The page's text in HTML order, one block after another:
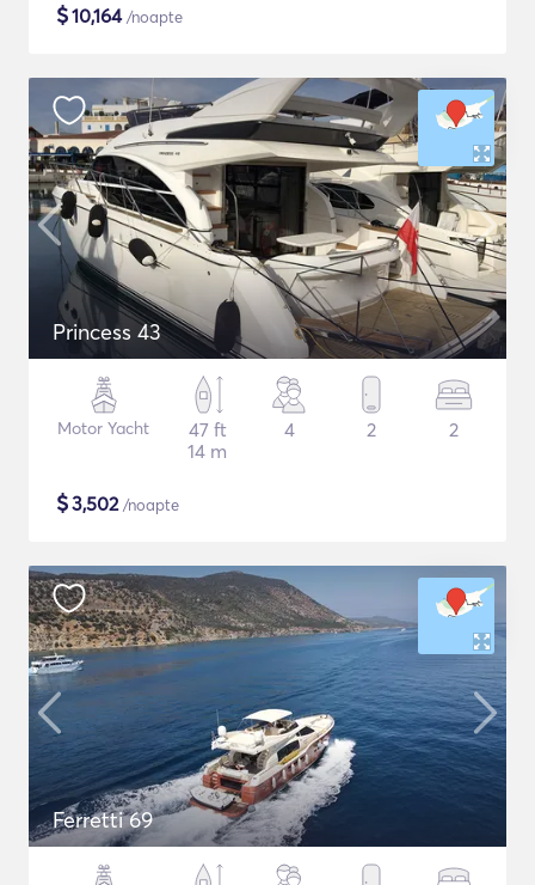
$10,164/noapte
Princess 43
Motor Yacht
47 ft
14 m
4 2 2
$3,502/noapte
Ferretti 69